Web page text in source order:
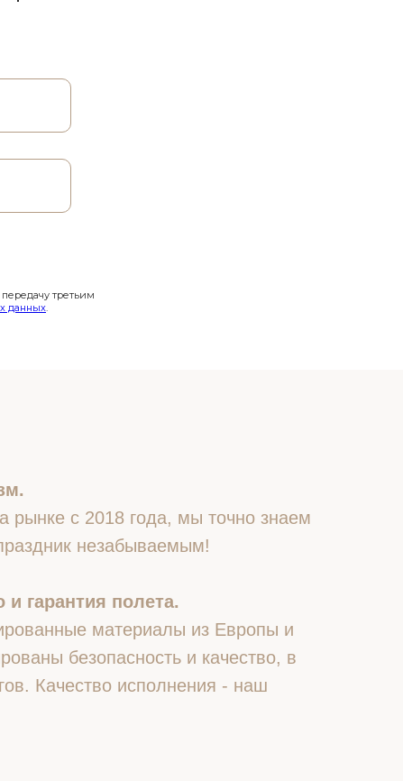
третьим
данных.
рынке с 2018 года, мы точно знаем
незабываемым!
гарантия полета.
материалы из Европы и
безопасность и качество, в
Качество исполнения - наш